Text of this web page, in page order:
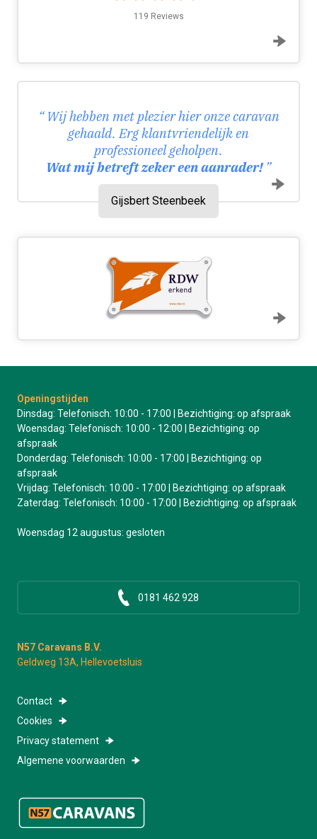
119 Reviews
Wij hebben met plezier hier onze caravan
gehaald. Erg klantvriendelijk en
professioneel geholpen.
Wat mij betreft zeker een aanrader!
Gijsbert Steenbeek
Openingstijden
Dinsdag: Telefonisch: 10:00 - 17:00 | Bezichtiging: op afspraak
Woensdag: Telefonisch: 10:00 - 12:00 | Bezichtiging: op
afspraak
Donderdag: Telefonisch: 10:00 - 17:00 | Bezichtiging: op
afspraak
Vrijdag: Telefonisch: 10:00 - 17:00 | Bezichtiging: op afspraak
Zaterdag: Telefonisch: 10:00 - 17:00 | Bezichtiging: op afspraak
Woensdag 12 augustus: gesloten
0181 462 928
N57 Caravans B.V.
Geldweg 13A, Hellevoetsluis
Contact
Cookies
Privacy statement
Algemene voorwaarden